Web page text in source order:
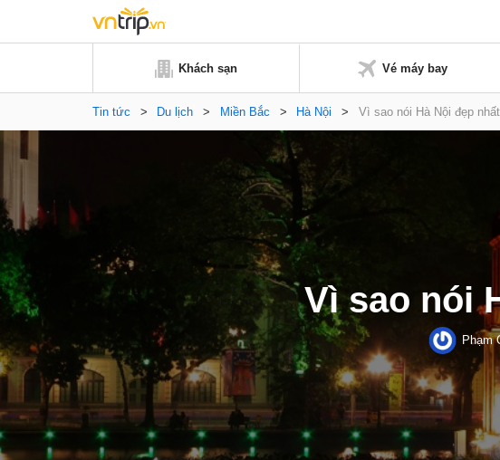
Khách sạn Vé máy bay
Tin tức > Du lịch > Miền Bắc > Hà Nội > Vì sao nói Hà Nội đẹp
Vì sao nói
Phạm